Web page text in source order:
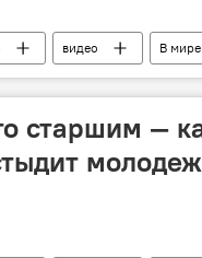
видео В мире
торнадо
старшим —